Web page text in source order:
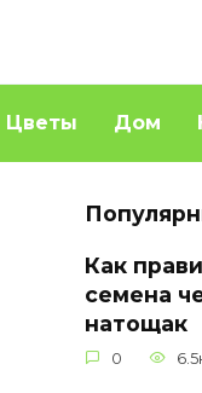
Цветы Дом
Как
семена
натощак
0